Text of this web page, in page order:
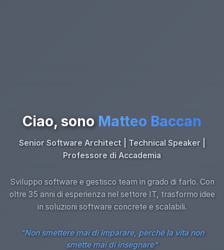
Ciao, sono Matteo Baccan
Senior Software Architect | Technical Speaker |
Professore di Accademia
Sviluppo software e gestisco team in grado di farlo. Con
oltre 35 anni di esperienza nel settore IT, trasformo idee
in soluzioni software concrete e scalabili.
"Non smettere mai di imparare, perché la vita non
smette mai di insegnare"